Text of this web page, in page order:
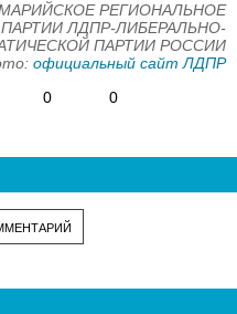
МАРИЙСКОЕ РЕГИОНАЛЬНОЕ
ЛДПР-ЛИБЕРАЛЬНО-
ПАРТИИ РОССИИ
официальный сайт ЛДПР
0
0